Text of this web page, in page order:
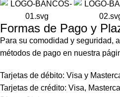
Formas de Pago y
Para su comodidad y seguridad,
métodos de pago en nuestra
Tarjetas de débito: Visa y
Tarjetas de crédito: Visa,